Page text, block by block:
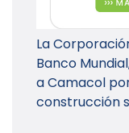
La
Banco
a Camacol
construcción